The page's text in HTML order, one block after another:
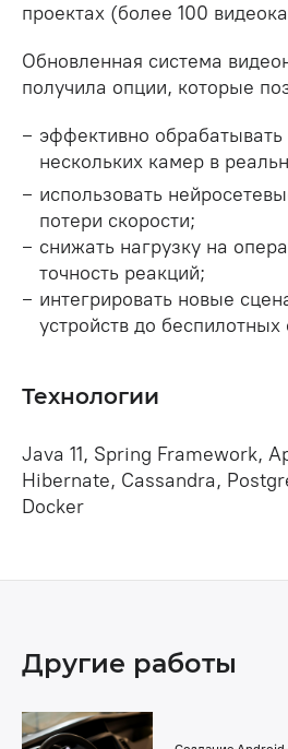
проектах (более 100
Обновленная система
получила опции, которые
эффективно обрабатывать
нескольких камер в
использовать
потери скорости;
снижать нагрузку на
точность реакций;
интегрировать новые
устройств до беспилотных
Технологии
Java 11, Spring Framework,
Hibernate, Cassandra,
Docker
Другие работы